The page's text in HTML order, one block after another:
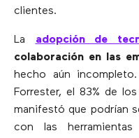
clientes.
La adopción de
colaboración en las
hecho aún
Forrester, el 83% de
manifestó que podrían
con las herramientas